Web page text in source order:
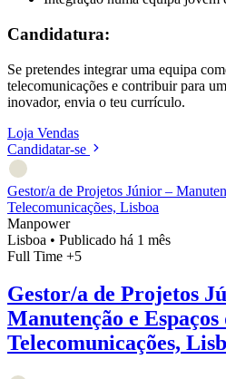
Candidatura:
Se pretendes integrar uma equipa
telecomunicações e contribuir para
inovador, envia o teu currículo.
Loja Vendas
Candidatar-se
Gestor/a de Projetos Júnior –
Telecomunicações, Lisboa
Manpower
Lisboa • Publicado há 1 mês
Full Time +5
Gestor/a de Projetos
Manutenção e
Telecomunicações,